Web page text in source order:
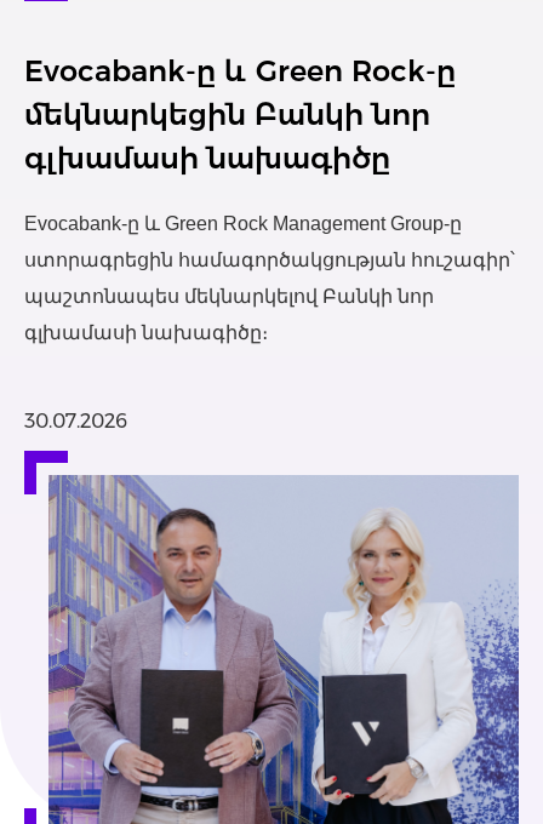
Evocabank-ը և Green Rock-ը
մեկնարկեցին Բանկի նոր
գլխամասի նախագիծը
Evocabank-ը և Green Rock Management Group-ը
ստորագրեցին համագործակցության հուշագիր՝
պաշտոնապես մեկնարկելով Բանկի նոր
գլխամասի նախագիծը։
30.07.2026